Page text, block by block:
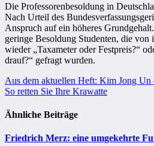
Die Professorenbesoldung in
Nach Urteil des
Anspruch auf ein höheres
geringe Besoldung Studenten, die von
wieder „Taxameter oder Festpreis?“
drauf?“ gefragt wurden.
Beitragsnavigation
Aus dem aktuellen Heft: Kim Jong Un
So retten Sie Ihre Krawatte
Ähnliche Beiträge
Friedrich Merz: eine umgekehrte